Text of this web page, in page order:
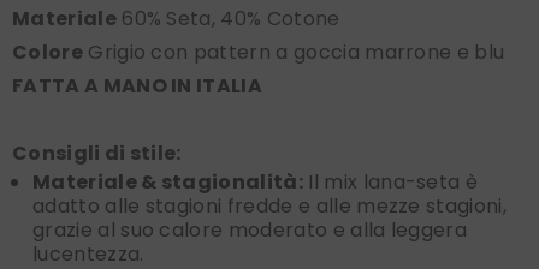
Materiale60% Seta, 40% Cotone
ColoreGrigio con pattern a goccia marrone e blu
FATTA A MANO IN ITALIA
Consigli di stile:
Materiale & stagionalità: Il mix lana-seta è
adatto alle stagioni fredde e alle mezze stagioni,
grazie al suo calore moderato e alla leggera
lucentezza.